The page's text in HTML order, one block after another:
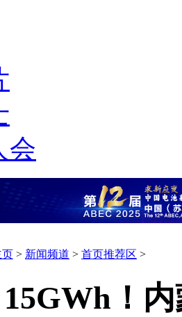
会
页 > 新闻频道 > 首页推荐区 >
！